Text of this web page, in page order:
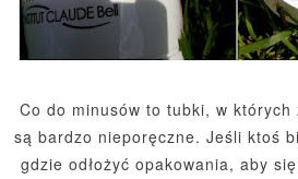
Co do minusów to tubki, w
są bardzo nieporęczne. Jeśli ktoś
gdzie odłożyć opakowania, aby